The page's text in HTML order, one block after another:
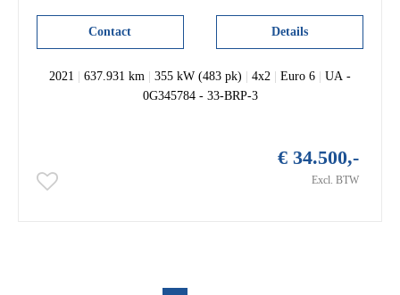
Details
Contact
2021 637.931 km 355 kW (483 pk) 4x2 Euro 6
UA -
0G345784 - 33-BRP-3
€ 34.500,-
Excl. BTW